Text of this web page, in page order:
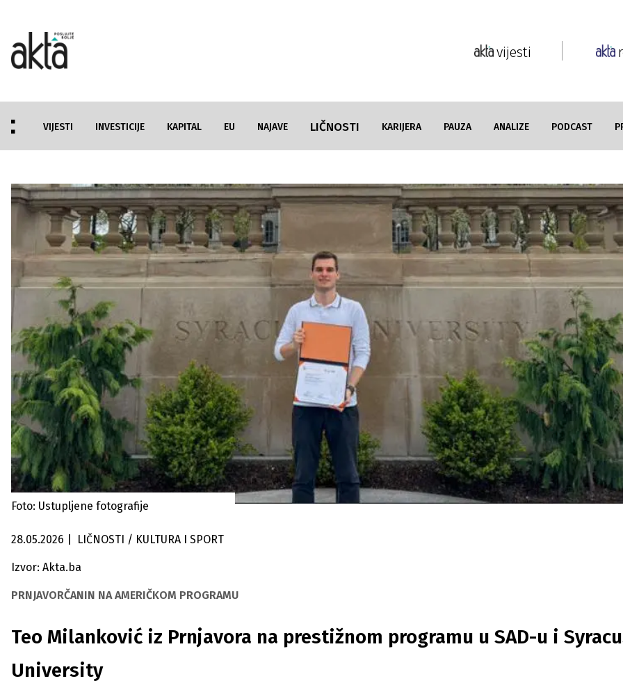
vijesti
VIJESTI INVESTICIJE KAPITAL EU NAJAVE LIČNOSTI KARIJERA PAUZA ANALIZE PODCAST
Foto: Ustupljene fotografije
28.05.2026 LIČNOSTI / KULTURA I SPORT
Izvor: Akta.ba
PRNJAVORČANIN NA AMERIČKOM PROGRAMU
Teo Milanković iz Prnjavora na prestižnom programu u SAD-u i
University